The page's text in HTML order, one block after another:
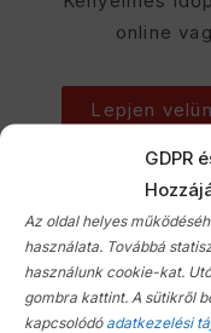
GDPR
Az oldal helyes
használata. Továbbá
használunk cookie-kat.
gombra kattint. A sütikről
kapcsolódó adatkezelési
online
Lepjen
Szólj hozzá!
Az email címed nem
* jelöli.